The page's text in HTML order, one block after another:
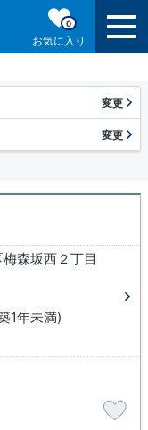
お気に入り
0
変更
変更
森坂西２丁目
1年未満)